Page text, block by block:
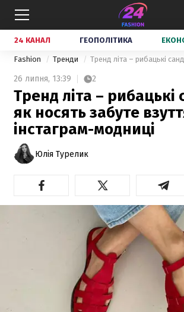
24 КАНАЛ ГЕОПОЛІТИКА
Fashion Тренди
26 липня, 13:39 2
Тренд літа – рибацькі
як носять забуте
інстаграм-модниці
Юлія Турелик